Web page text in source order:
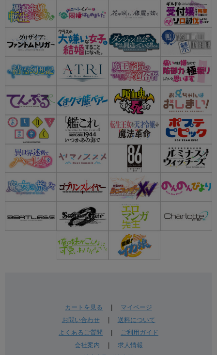
カートを見る
マイページ
お問い合わせ| 送料について
よくあるご質問
ご利用ガイド
会社案内
求人情報